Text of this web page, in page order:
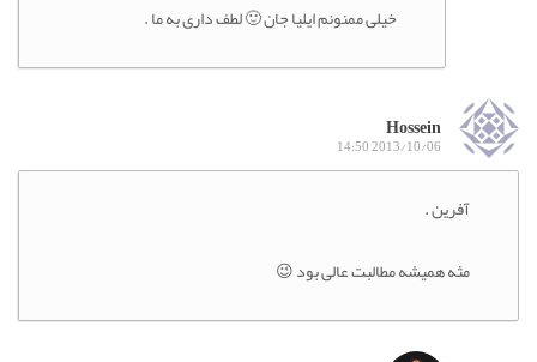
خیلی ممنونم ایلیا جان 🙂 لطف داری به ما .
Hossein
2013/10/06 14:50
آفرین .
مثه همیشه مطالبت عالی بود 😉